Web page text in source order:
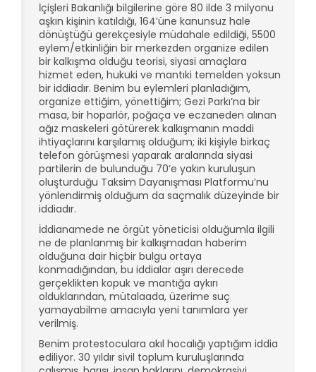
İçişleri Bakanlığı bilgilerine göre 80 ilde 3 milyonu
aşkın kişinin katıldığı, 164’üne kanunsuz hale
dönüştüğü gerekçesiyle müdahale edildiği, 5500
eylem/etkinliğin bir merkezden organize edilen
bir kalkışma olduğu teorisi, siyasi amaçlara
hizmet eden, hukuki ve mantıki temelden yoksun
bir iddiadır. Benim bu eylemleri planladığım,
organize ettiğim, yönettiğim; Gezi Parkı’na bir
masa, bir hoparlör, poğaça ve eczaneden alınan
ağız maskeleri götürerek kalkışmanın maddi
ihtiyaçlarını karşılamış olduğum; iki kişiyle birkaç
telefon görüşmesi yaparak aralarında siyasi
partilerin de bulunduğu 70’e yakın kuruluşun
oluşturduğu Taksim Dayanışması Platformu’nu
yönlendirmiş olduğum da saçmalık düzeyinde bir
iddiadır.
İddianamede ne örgüt yöneticisi olduğumla ilgili
ne de planlanmış bir kalkışmadan haberim
olduğuna dair hiçbir bulgu ortaya
konmadığından, bu iddialar aşırı derecede
gerçeklikten kopuk ve mantığa aykırı
olduklarından, mütalaada, üzerime suç
yamayabilme amacıyla yeni tanımlara yer
verilmiş.
Benim protestoculara akıl hocalığı yaptığım iddia
ediliyor. 30 yıldır sivil toplum kuruluşlarında